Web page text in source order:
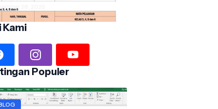
Kami
Populer